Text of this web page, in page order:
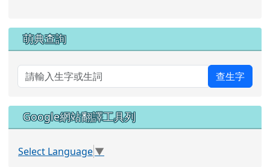
萌典查詢
查生字
Google網站翻譯工具列
Select Language▼